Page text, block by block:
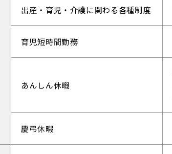
出産・育児・介護に関わる各種制度
育児短時間勤務
あんしん休暇
慶弔休暇